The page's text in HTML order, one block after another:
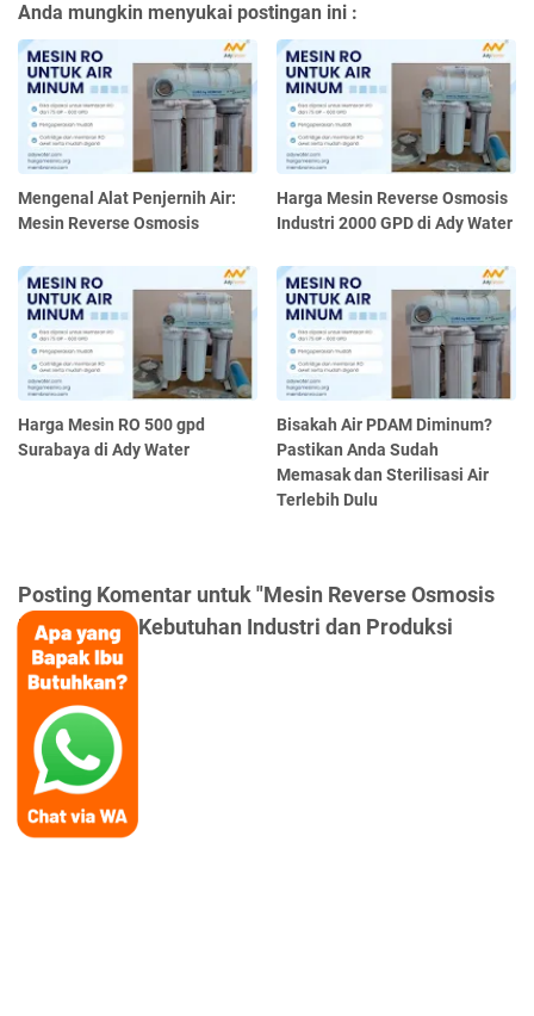
Anda mungkin menyukai postingan ini :
Mengenal Alat Penjernih Air:
Mesin Reverse Osmosis
Harga Mesin Reverse Osmosis
Industri 2000 GPD di Ady Water
Harga Mesin RO 500 gpd
Surabaya di Ady Water
Bisakah Air PDAM Diminum?
Pastikan Anda Sudah
Memasak dan Sterilisasi Air
Terlebih Dulu
Posting Komentar untuk "Mesin Reverse Osmosis
Large untuk Kebutuhan Industri dan Produksi
Massal"